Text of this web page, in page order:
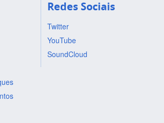
Redes Sociais
Twitter
YouTube
SoundCloud